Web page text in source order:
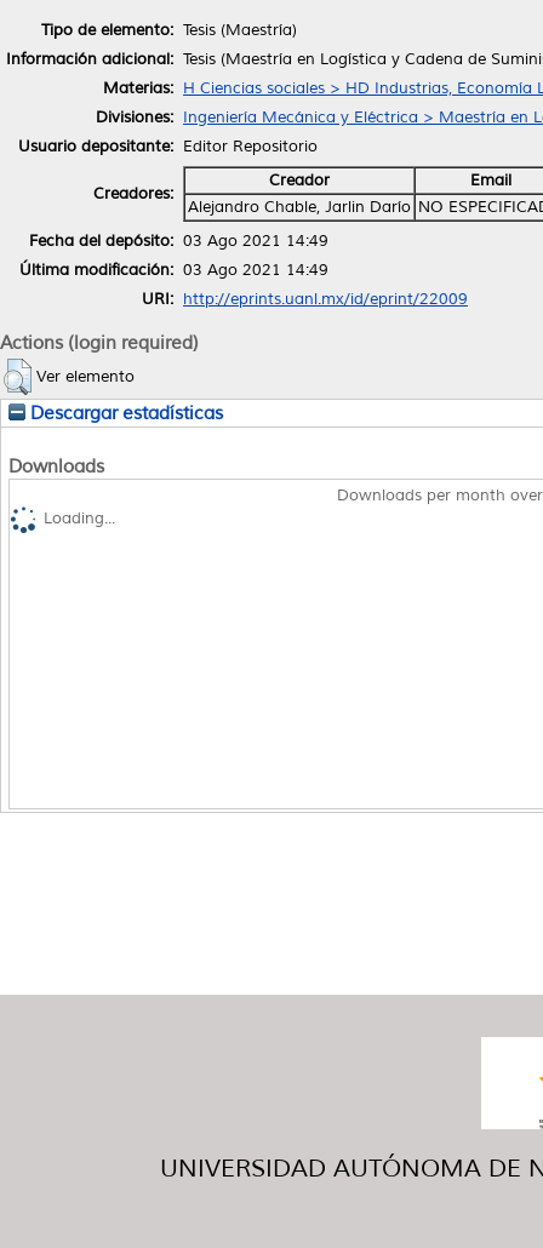
Tipo de elemento: Tesis (Maestría)
Información adicional: Tesis (Maestría en Logística y Cadena de
Materias: H Ciencias sociales > HD Industrias, Economía
Divisiones: Ingeniería Mecánica y Eléctrica > Maestría en
Usuario depositante: Editor Repositorio
Creadores:
Creador
Email
Alejandro Chable, Jarlin Darío NO
Fecha del depósito: 03 Ago 2021 14:49
Última modificación: 03 Ago 2021 14:49
URI: http://eprints.uanl.mx/id/eprint/22009
Actions (login required)
Ver elemento
Descargar estadísticas
Downloads
Downloads per month
Loading...
UNIVERSIDAD AUTÓNOMA DE